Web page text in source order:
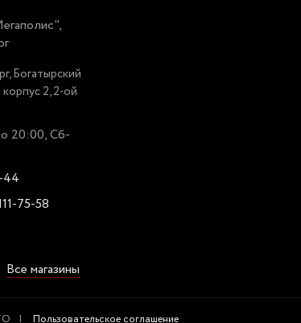
Богатырский
2, 2-ой
20:00, Сб-
44
75-58
Все магазины
Пользовательское соглашение